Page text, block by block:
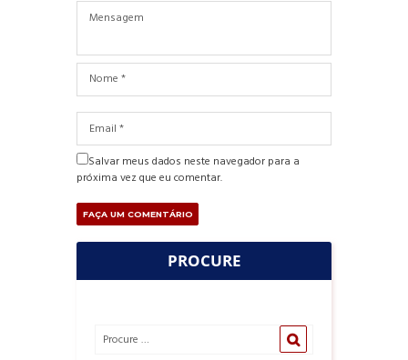
Salvar meus dados neste navegador para a
próxima vez que eu comentar.
PROCURE